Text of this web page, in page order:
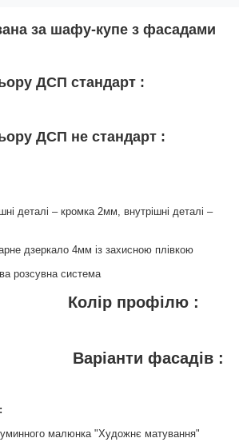
за шафу-купе з фасадами
ДСП стандарт :
ДСП не стандарт :
деталі – кромка 2мм, внутрішні деталі –
дзеркало 4мм із захисною плівкою
розсувна система
профілю :
фасадів :
малюнка "Художнє матування"